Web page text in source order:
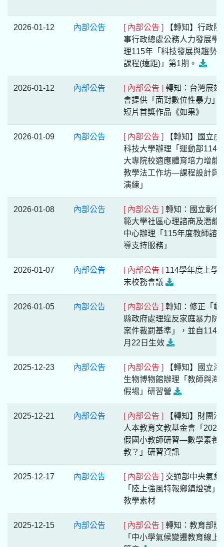
2026-01-12 內部公告 [ 內部公告 ]
【轉知】行政院
事行政總處公務人力發展學
理115年「科技發展與趨勢
課程(遠距)」第1期。
2026-01-12 內部公告 [ 內部公告 ] 轉知：台灣展翅
會提供「面對數位性暴力」
短片首獎作品《如果》
2026-01-09 內部公告 [ 內部公告 ]
【轉知】國立虎
科技大學辦理「運動部114
大專院校適應體育培力增能
教學法工作坊—課程設計與
演練」
2026-01-08 內部公告 [ 內部公告 ] 轉知：國立彰化
範大學社區心理諮商及潛能
中心辦理「115年度教師諮
導支持服務」
2026-01-07 內部公告 [ 內部公告 ] 114學年度上學
末校務會議
2026-01-05 內部公告 [ 內部公告 ] 轉知：修正「彰
縣政府處理違反家庭暴力防
案件裁罰基準」，並自114
月22日生效
2025-12-23 內部公告 [ 內部公告 ]
【轉知】國立海
生物博物館辦理「教師與海
假場」研習營
2025-12-21 內部公告 [ 內部公告 ]
【轉知】財團法
人本教育文教基金會「2026
假國小教師研習—數學素養
教？」研習資訊
2025-12-17 內部公告 [ 內部公告 ] 交通部中央氣象
「陸上強風特報鄉鎮燈號」
教學素材
2025-12-15 內部公告 [ 內部公告 ] 轉知：教育部辦
「中小學氣候變遷教育線上